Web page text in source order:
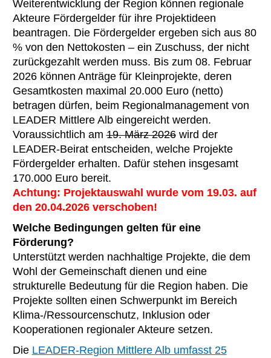
Weiterentwicklung der Region können regionale
Akteure Fördergelder für ihre Projektideen
beantragen. Die Fördergelder ergeben sich aus 80
% von den Nettokosten – ein Zuschuss, der nicht
zurückgezahlt werden muss. Bis zum 08. Februar
2026 können Anträge für Kleinprojekte, deren
Gesamtkosten maximal 20.000 Euro (netto)
betragen dürfen, beim Regionalmanagement von
LEADER Mittlere Alb eingereicht werden.
Voraussichtlich am19. März 2026wird der
LEADER-Beirat entscheiden, welche Projekte
Fördergelder erhalten. Dafür stehen insgesamt
170.000 Euro bereit.
Achtung: Projektauswahl wurde vom 19.03. auf
den 20.04.2026 verschoben!
Welche Bedingungen gelten für eine
Förderung?
Unterstützt werden nachhaltige Projekte, die dem
Wohl der Gemeinschaft dienen und eine
strukturelle Bedeutung für die Region haben. Die
Projekte sollten einen Schwerpunkt im Bereich
Klima-/Ressourcenschutz, Inklusion oder
Kooperationen regionaler Akteure setzen.
Die LEADER-Region Mittlere Alb umfasst 25